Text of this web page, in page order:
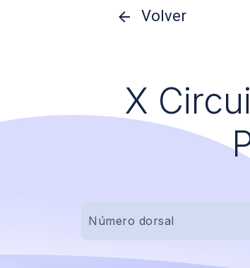
Volver
X